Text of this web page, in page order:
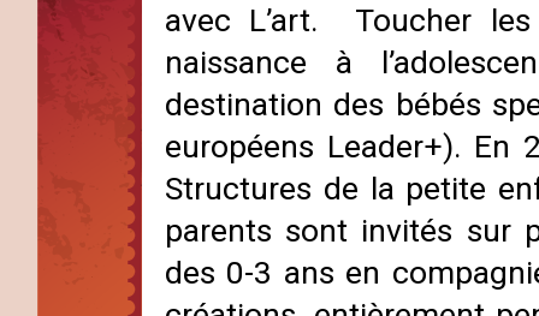
avec L’art. Toucher
naissance à
destination des bébés
européens Leader+). En
Structures de la petite
parents sont invités sur
des 0-3 ans en